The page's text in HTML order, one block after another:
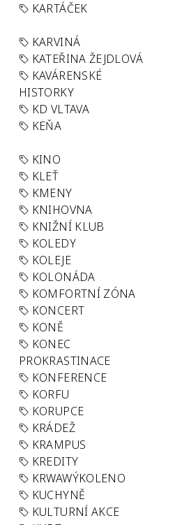
KARTÁČEK
KARVINÁ
KATEŘINA ŽEJDLOVÁ
KAVÁRENSKÉ
HISTORKY
KD VLTAVA
KEŇA
KINO
KLEŤ
KMENY
KNIHOVNA
KNIŽNÍ KLUB
KOLEDY
KOLEJE
KOLONÁDA
KOMFORTNÍ ZÓNA
KONCERT
KONĚ
KONEC
PROKRASTINACE
KONFERENCE
KORFU
KORUPCE
KRÁDEŽ
KRAMPUS
KREDITY
KRWAWÝKOLENO
KUCHYNĚ
KULTURNÍ AKCE